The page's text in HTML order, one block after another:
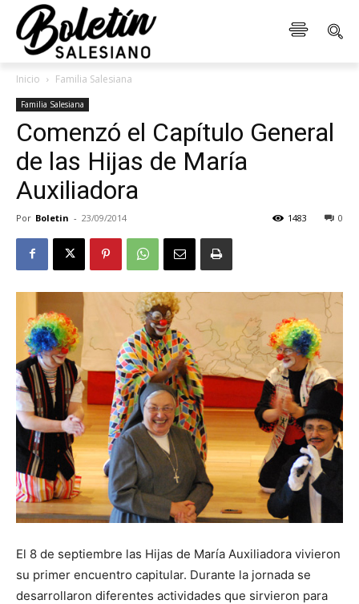
Inicio Familia Salesiana
Familia Salesiana
Comenzó el Capítulo General
de las Hijas de María
Auxiliadora
Por Boletin - 23/09/2014 0
1483
El 8 de septiembre las Hijas de María Auxiliadora vivieron
su primer encuentro capitular. Durante la jornada se
desarrollaron diferentes actividades que sirvieron para